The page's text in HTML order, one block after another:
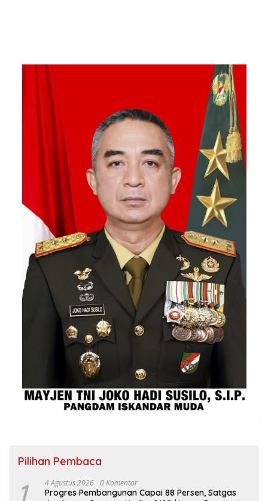
Pilihan Pembaca
1 4 Agustus 2026 0 Komentar
Progres Pembangunan Capai 88 Persen, Satgas